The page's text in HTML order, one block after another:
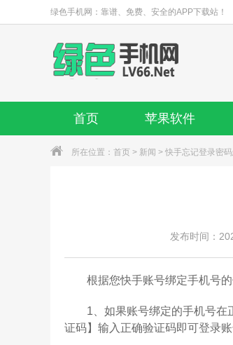
绿色手机网：靠谱、免费、安全的APP下载站！
首页 苹果软件
所在位置： 首页 > 新闻 > 快手忘记登录密
发布时间：
根据您快手账号绑定手机号的
1、如果账号绑定的手机号在正
证码】输入正确验证码即可登录